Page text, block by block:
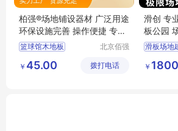
柏强®场地铺设器材 广泛用途
环保设施完善 操作便捷 专业
靠谱
篮球馆木地板
体育馆木地板
北京佰强
设施工程
￥ 45.00 拨打电话
滑创 专
板公园
计建造
滑板场地
运动装备
￥